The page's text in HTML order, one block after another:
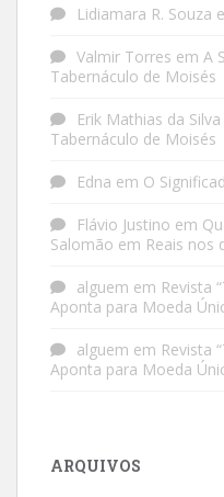
Lidiamara R. Souza
Valmir Torres em A
Tabernáculo de Moisés
Erik Mathias da Silva
Tabernáculo de Moisés
Edna em O
Flávio Justino em
Salomão em Reais nos
alguem em Revista
Aponta para Moeda
alguem em Revista
Aponta para Moeda
ARQUIVOS